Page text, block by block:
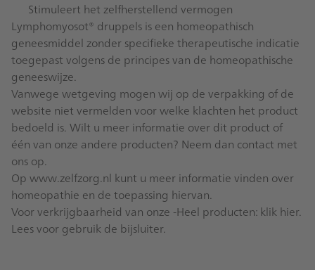
Stimuleert het zelfherstellend vermogen
Lymphomyosot® druppels is een homeopathisch
geneesmiddel zonder specifieke therapeutische indicatie
toegepast volgens de principes van de homeopathische
geneeswijze.
Vanwege wetgeving mogen wij op de verpakking of de
website niet vermelden voor welke klachten het product
bedoeld is. Wilt u meer informatie over dit product of
één van onze andere producten? Neem dan contact met
ons op.
Op www.zelfzorg.nl kunt u meer informatie vinden over
homeopathie en de toepassing hiervan.
Voor verkrijgbaarheid van onze -Heel producten: klik hier.
Lees voor gebruik de bijsluiter.